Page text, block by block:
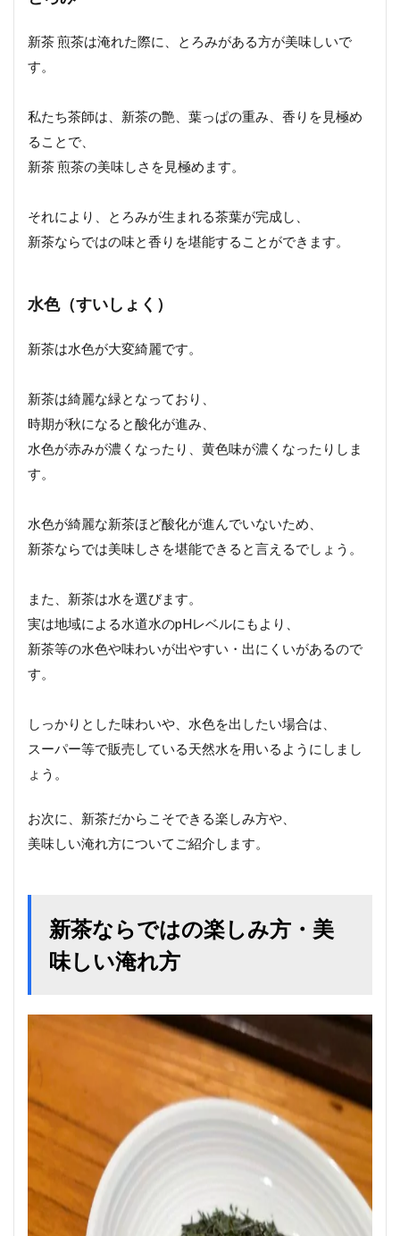
新茶 煎茶は淹れた際に、とろみがある方が美味しいで
す。
私たち茶師は、新茶の艶、葉っぱの重み、香りを見極め
ることで、
新茶 煎茶の美味しさを見極めます。
それにより、とろみが生まれる茶葉が完成し、
新茶ならではの味と香りを堪能することができます。
水色（すいしょく）
新茶は水色が大変綺麗です。
新茶は綺麗な緑となっており、
時期が秋になると酸化が進み、
水色が赤みが濃くなったり、黄色味が濃くなったりしま
す。
水色が綺麗な新茶ほど酸化が進んでいないため、
新茶ならでは美味しさを堪能できると言えるでしょう。
また、新茶は水を選びます。
実は地域による水道水のpHレベルにもより、
新茶等の水色や味わいが出やすい・出にくいがあるので
す。
しっかりとした味わいや、水色を出したい場合は、
スーパー等で販売している天然水を用いるようにしまし
ょう。
お次に、新茶だからこそできる楽しみ方や、
美味しい淹れ方についてご紹介します。
新茶ならではの楽しみ方・美
味しい淹れ方